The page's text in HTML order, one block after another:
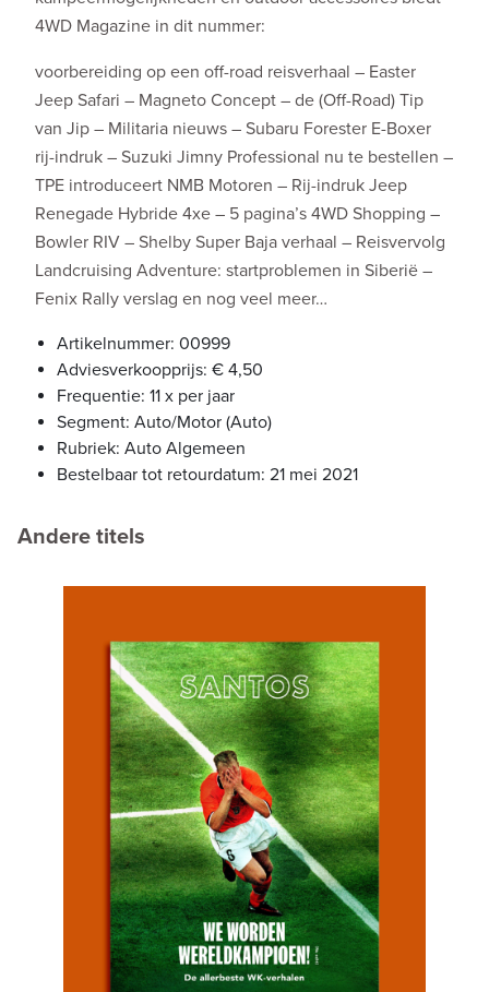
4WD Magazine in dit nummer:
voorbereiding op een off-road reisverhaal – Easter
Jeep Safari – Magneto Concept – de (Off-Road) Tip
van Jip – Militaria nieuws – Subaru Forester E-Boxer
rij-indruk – Suzuki Jimny Professional nu te bestellen –
TPE introduceert NMB Motoren – Rij-indruk Jeep
Renegade Hybride 4xe – 5 pagina’s 4WD Shopping –
Bowler RIV – Shelby Super Baja verhaal – Reisvervolg
Landcruising Adventure: startproblemen in Siberië –
Fenix Rally verslag en nog veel meer…
Artikelnummer: 00999
Adviesverkoopprijs: € 4,50
Frequentie: 11 x per jaar
Segment: Auto/Motor (Auto)
Rubriek: Auto Algemeen
Bestelbaar tot retourdatum: 21 mei 2021
Andere titels